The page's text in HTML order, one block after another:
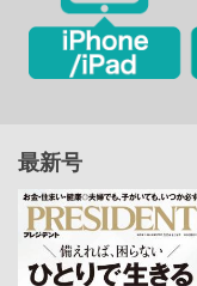
最新号